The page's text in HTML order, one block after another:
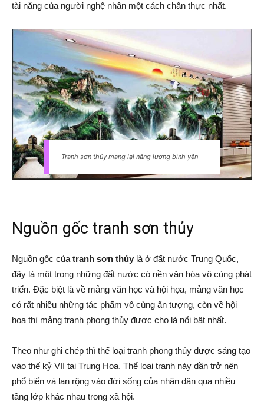
tài năng của người nghệ nhân một cách chân thực nhất.
Tranh sơn thủy mang lại năng lượng bình yên
Nguồn gốc tranh sơn thủy
Nguồn gốc của tranh sơn thủy là ở đất nước Trung Quốc,
đây là một trong những đất nước có nền văn hóa vô cùng phát
triển. Đặc biệt là về mảng văn học và hội họa, mảng văn học
có rất nhiều những tác phẩm vô cùng ấn tượng, còn về hội
họa thì mảng tranh phong thủy được cho là nổi bật nhất.
Theo như ghi chép thì thể loại tranh phong thủy được sáng tạo
vào thế kỷ VII tại Trung Hoa. Thể loại tranh này dần trở nên
phổ biến và lan rộng vào đời sống của nhân dân qua nhiều
tầng lớp khác nhau trong xã hội.